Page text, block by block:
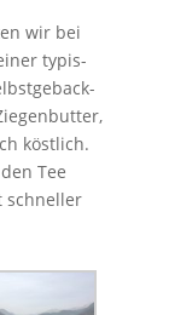
wir bei
typ­is­
köstlich.
Tee
schneller